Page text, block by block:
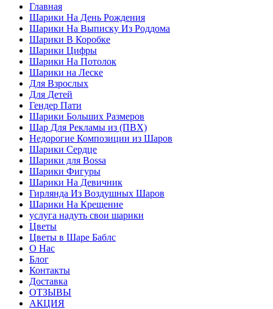
Главная
Шарики На День Рождения
Шарики На Выписку Из Роддома
Шарики В Коробке
Шарики Цифры
Шарики На Потолок
Шарики на Леске
Для Взрослых
Для Детей
Гендер Пати
Шарики Больших Размеров
Шар Для Рекламы из (ПВХ)
Недорогие Композиции из Шаров
Шарики Сердце
Шарики для Воssa
Шарики Фигуры
Шарики На Девичник
Гирлянда Из Воздушных Шаров
Шарики На Крещение
услуга надуть свои шарики
Цветы
Цветы в Шаре Баблс
О Нас
Блог
Контакты
Доставка
ОТЗЫВЫ
АКЦИЯ